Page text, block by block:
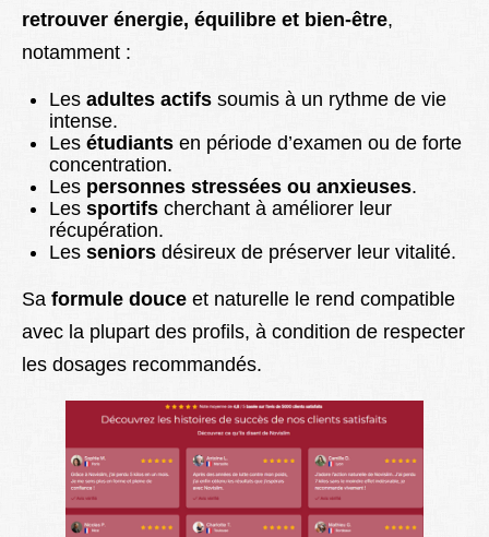
retrouver énergie, équilibre et bien-être,
notamment :
Les adultes actifs soumis à un rythme de vie
intense.
Les étudiants en période d’examen ou de forte
concentration.
Les personnes stressées ou anxieuses.
Les sportifs cherchant à améliorer leur
récupération.
Les seniors désireux de préserver leur vitalité.
Sa formule douce et naturelle le rend compatible
avec la plupart des profils, à condition de respecter
les dosages recommandés.